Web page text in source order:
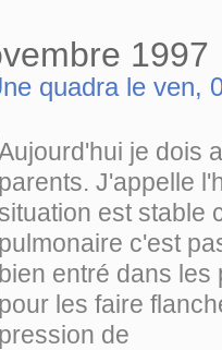
1997
quadra le ven,
je dois
parents. J'appelle
situation est stable
pulmonaire c'est
bien entré dans les
pour les faire
pression de